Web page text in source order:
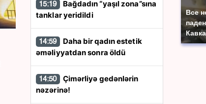
Все
15:19
tanklar yeridildi
14:59
əməliyyatdan sonra öldü
14:50
nəzərinə!